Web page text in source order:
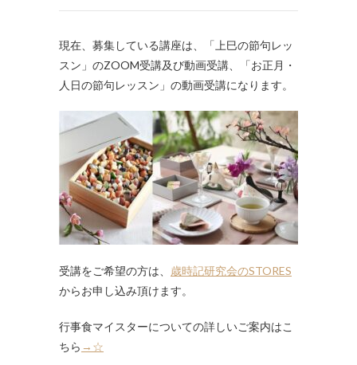
現在、募集している講座は、「上巳の節句レッ
スン」のZOOM受講及び動画受講、「お正月・
人日の節句レッスン」の動画受講になります。
受講をご希望の方は、 歳時記研究会のSTORES
からお申し込み頂けます。
行事食マイスターについての詳しいご案内はこ
ちら →☆